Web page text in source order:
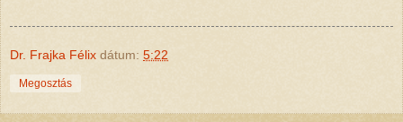
Dr. Frajka Félix dátum: 5:22
Megosztás